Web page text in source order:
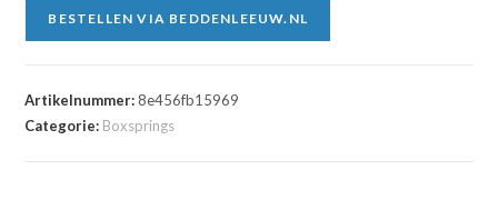
BESTELLEN VIA BEDDENLEEUW.NL
Artikelnummer:8e456fb15969
Categorie: Boxsprings